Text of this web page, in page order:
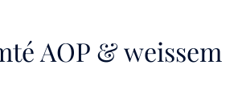
AOP & weissem